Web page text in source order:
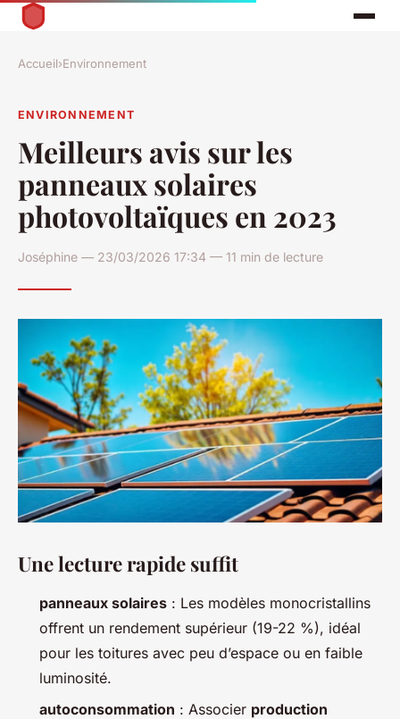
Accueil›Environnement
ENVIRONNEMENT
Meilleurs avis sur les
panneaux solaires
photovoltaïques en 2023
Joséphine — 23/03/2026 17:34 — 11 min de lecture
Une lecture rapide suffit
panneaux solaires : Les modèles monocristallins
offrent un rendement supérieur (19-22 %), idéal
pour les toitures avec peu d’espace ou en faible
luminosité.
autoconsommation : Associer production